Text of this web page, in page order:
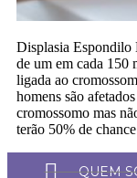
QUEM
Displasia Espondilo
de um em cada 150
ligada ao
homens são
cromossomo mas
terão 50% de